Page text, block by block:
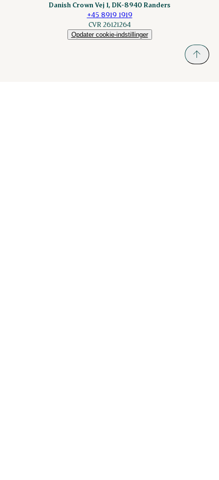
Danish Crown Vej 1, DK-8940 Randers
+45 8919 1919
CVR 26121264
Opdater cookie-indstillinger